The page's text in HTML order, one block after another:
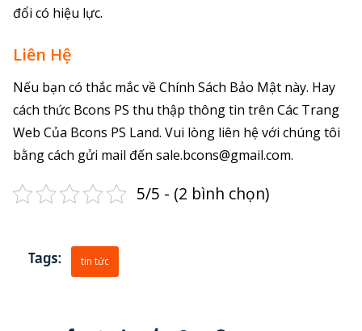
đổi có hiệu lực.
Liên Hệ
Nếu bạn có thắc mắc về Chính Sách Bảo Mật này. Hay
cách thức Bcons PS thu thập thông tin trên Các Trang
Web Của Bcons PS Land. Vui lòng liên hệ với chúng tôi
bằng cách gửi mail đến sale.bcons@gmail.com.
5/5 - (2 bình chọn)
Tags: tin tức